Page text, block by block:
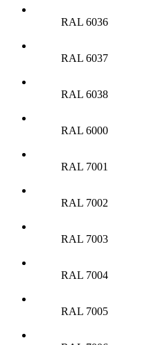
RAL 6036
RAL 6037
RAL 6038
RAL 6000
RAL 7001
RAL 7002
RAL 7003
RAL 7004
RAL 7005